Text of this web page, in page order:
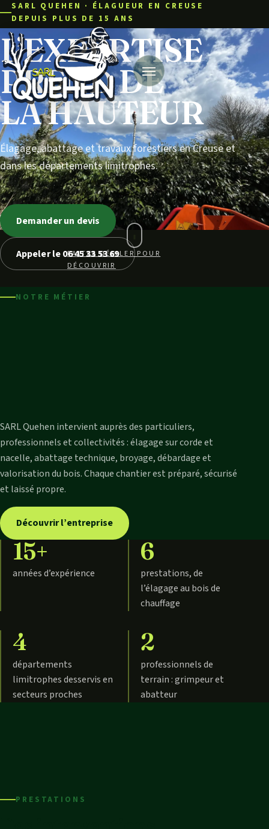
Ouvrir le menu
SARL QUEHEN · ÉLAGUEUR EN CREUSE
DEPUIS PLUS DE 15 ANS
L’EXPERTISE
PREND DE
LA HAUTEUR
Élagage, abattage et travaux forestiers en Creuse et
dans les départements limitrophes.
Demander un devis
Appeler le 06 45 33 53 69
FAITES DÉFILER POUR
DÉCOUVRIR
NOTRE MÉTIER
SARL Quehen intervient auprès des particuliers,
professionnels et collectivités : élagage sur corde et
nacelle, abattage technique, broyage, débardage et
valorisation du bois. Chaque chantier est préparé, sécurisé
et laissé propre.
Découvrir l’entreprise
15+
années d’expérience
6
prestations, de
l’élagage au bois de
chauffage
4
départements
limitrophes desservis en
secteurs proches
2
professionnels de
terrain : grimpeur et
abatteur
Démontage
et abattage
technique
PRESTATIONS